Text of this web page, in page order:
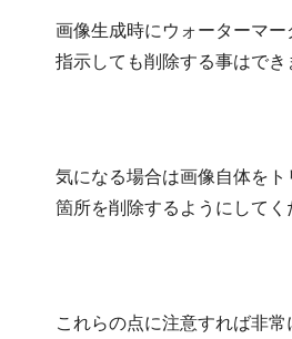
画像生成時にウォーターマー
指示しても削除する事はでき
気になる場合は画像自体を
箇所を削除するようにしてく
これらの点に注意すれば非